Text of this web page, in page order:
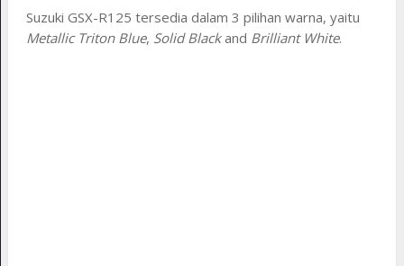
Suzuki GSX-R125 tersedia dalam 3 pilihan warna, yaitu
Metallic Triton Blue, Solid Blackand Brilliant White.